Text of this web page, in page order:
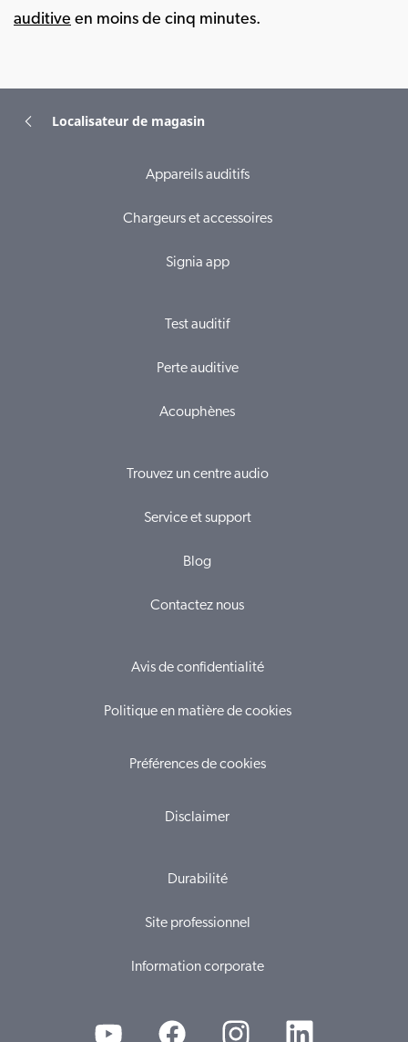
auditive en moins de cinq minutes.
Localisateur de magasin
Appareils auditifs
Chargeurs et accessoires
Signia app
Test auditif
Perte auditive
Acouphènes
Trouvez un centre audio
Service et support
Blog
Contactez nous
Avis de confidentialité
Politique en matière de cookies
Préférences de cookies
Disclaimer
Durabilité
Site professionnel
Information corporate